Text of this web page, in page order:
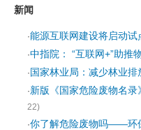
新闻
·能源互联网建设将启动试
·中指院： “互联网+”助推
·国家林业局：减少林业
·新版《国家危险废物名
22)
·你了解危险废物吗——环